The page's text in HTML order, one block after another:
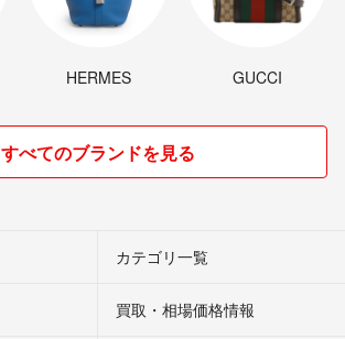
HERMES GUCCI
すべてのブランドを見る
カテゴリ一覧
買取・相場価格情報